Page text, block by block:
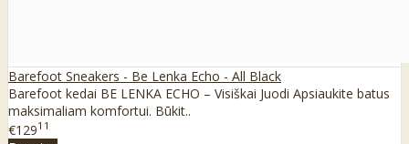
Barefoot Sneakers - Be Lenka Echo - All Black
Barefoot kedai BE LENKA ECHO – Visiškai Juodi Apsiaukite batus
maksimaliam komfortui. Būkit..
€12911